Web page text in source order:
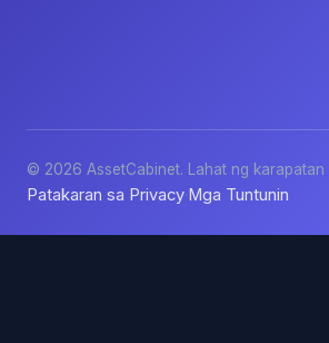
© 2026 AssetCabinet. Lahat ng karapatan
Patakaran sa Privacy·Mga Tuntunin